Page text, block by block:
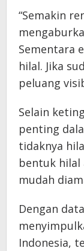
“Semakin
Sementara
hilal. Jika
peluang
Selain
penting
tidaknya
bentuk hilal
mudah
Dengan
Indonesia,